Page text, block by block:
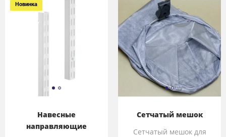
Новинка
Навесные
направляющие
Сетчатый мешок
Сетчатый мешок для